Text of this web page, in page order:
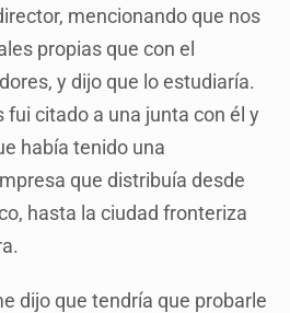
mencionando que nos
propias que con el
y dijo que lo estudiaría.
fui citado a una junta con él y
había tenido una
que distribuía desde
hasta la ciudad fronteriza
dijo que tendría que probarle